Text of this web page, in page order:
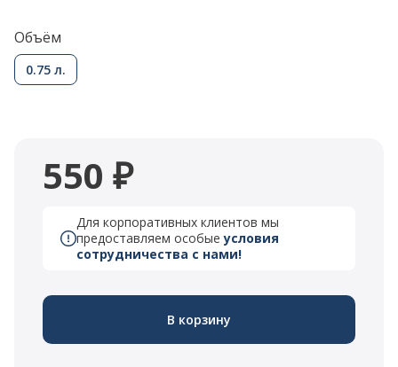
Объём
0.75 л.
550 ₽
Для корпоративных клиентов мы
предоставляем особыеусловия
сотрудничества с нами!
В корзину